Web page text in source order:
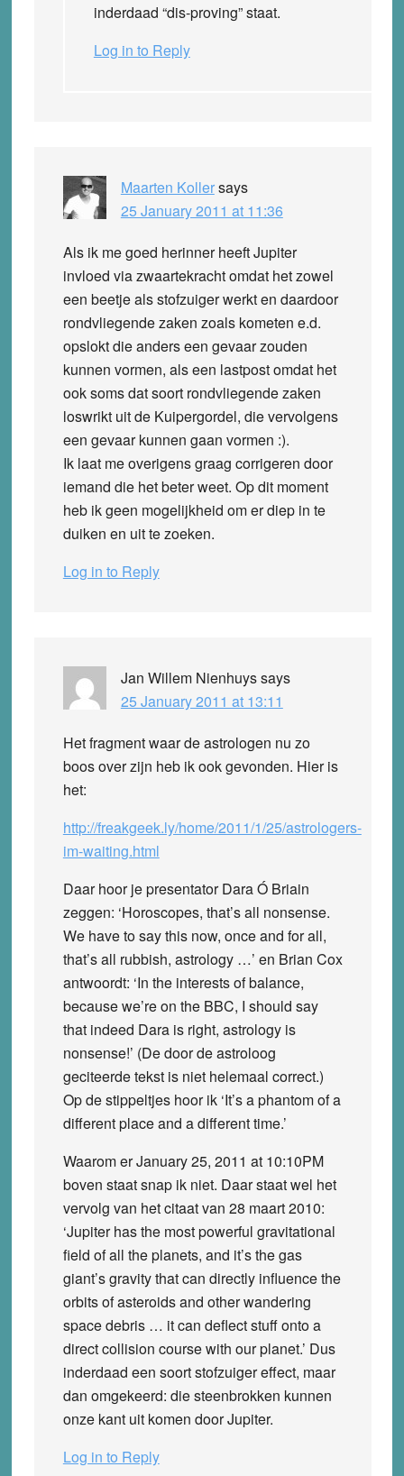
inderdaad “dis-proving” staat.
Log in to Reply
Maarten Kollersays
25 January 2011 at 11:36
Als ik me goed herinner heeft Jupiter
invloed via zwaartekracht omdat het zowel
een beetje als stofzuiger werkt en daardoor
rondvliegende zaken zoals kometen e.d.
opslokt die anders een gevaar zouden
kunnen vormen, als een lastpost omdat het
ook soms dat soort rondvliegende zaken
loswrikt uit de Kuipergordel, die vervolgens
een gevaar kunnen gaan vormen :).
Ik laat me overigens graag corrigeren door
iemand die het beter weet. Op dit moment
heb ik geen mogelijkheid om er diep in te
duiken en uit te zoeken.
Log in to Reply
Jan Willem Nienhuyssays
25 January 2011 at 13:11
Het fragment waar de astrologen nu zo
boos over zijn heb ik ook gevonden. Hier is
het:
http://freakgeek.ly/home/2011/1/25/astrologers-
im-waiting.html
Daar hoor je presentator Dara Ó Briain
zeggen: ‘Horoscopes, that’s all nonsense.
We have to say this now, once and for all,
that’s all rubbish, astrology …’ en Brian Cox
antwoordt: ‘In the interests of balance,
because we’re on the BBC, I should say
that indeed Dara is right, astrology is
nonsense!’ (De door de astroloog
geciteerde tekst is niet helemaal correct.)
Op de stippeltjes hoor ik ‘It’s a phantom of a
different place and a different time.’
Waarom er January 25, 2011 at 10:10PM
boven staat snap ik niet. Daar staat wel het
vervolg van het citaat van 28 maart 2010:
‘Jupiter has the most powerful gravitational
field of all the planets, and it’s the gas
giant’s gravity that can directly influence the
orbits of asteroids and other wandering
space debris … it can deflect stuff onto a
direct collision course with our planet.’ Dus
inderdaad een soort stofzuiger effect, maar
dan omgekeerd: die steenbrokken kunnen
onze kant uit komen door Jupiter.
Log in to Reply